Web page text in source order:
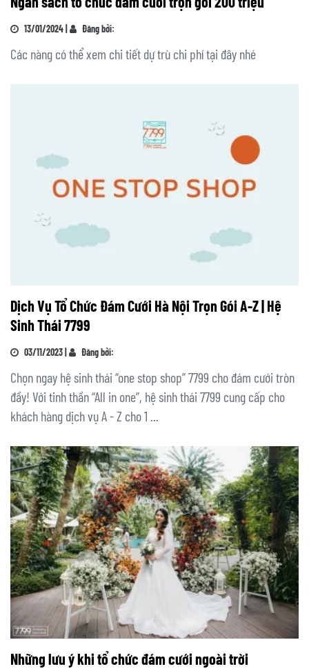
13/01/2024 | Đăng bởi:
Các nàng có thể xem chi tiết dự trù chi phí tại đây nhé
Dịch Vụ Tổ Chức Đám Cưới Hà Nội Trọn Gói A-Z | Hệ
Sinh Thái 7799
03/11/2023 | Đăng bởi:
Chọn ngay hệ sinh thái “one stop shop” 7799 cho đám cưới tròn
đầy! Với tinh thần “All in one”, hệ sinh thái 7799 cung cấp cho
khách hàng dịch vụ A - Z cho 1 ...
Những lưu ý khi tổ chức đám cưới ngoài trời